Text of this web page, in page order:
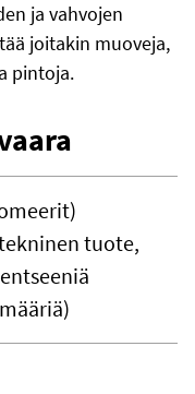
ja vahvojen
joitakin muoveja,
pintoja.
tuote,